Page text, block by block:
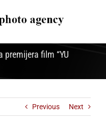
premijera film “YU
Previous Next